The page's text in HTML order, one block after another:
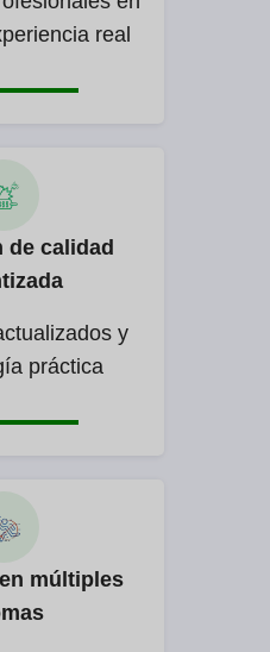
real
de calidad
y
práctica
múltiples